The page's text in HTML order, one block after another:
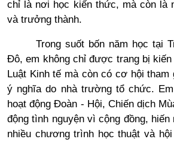
chỉ là nơi học kiến thức, mà còn là
và trưởng thành.
Trong suốt bốn năm học tại
Đô, em không chỉ được trang bị
Luật Kinh tế mà còn có cơ hội tham
ý nghĩa do nhà trường tổ chức.
hoạt động Đoàn - Hội, Chiến dịch
động tình nguyện vì cộng đồng, hiến
nhiều chương trình học thuật và